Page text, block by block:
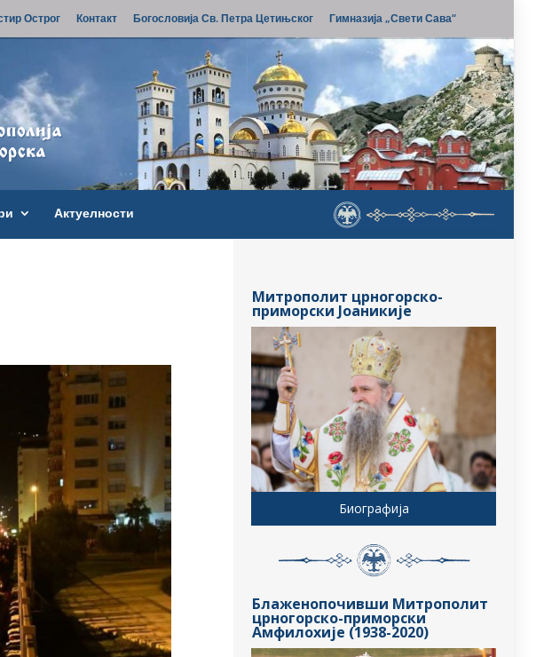
Острог Контакт Богословија Св. Петра Цетињског Гимназија „Свети Сава“
Актуелности
Митрополит црногорско-
приморски Јоаникије
Биографија
Блаженопочивши Митрополит
црногорско-приморски
Амфилохије (1938-2020)